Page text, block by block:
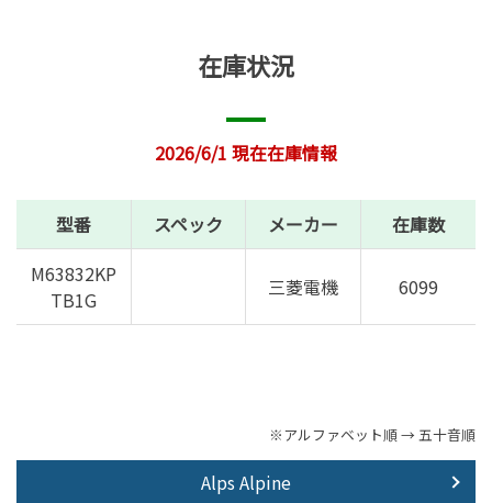
在庫状況
2026/6/1 現在在庫情報
型番 スペック メーカー
在庫数
M63832KP
TB1G
三菱電機 6099
※アルファベット順 → 五十音順
Alps Alpine